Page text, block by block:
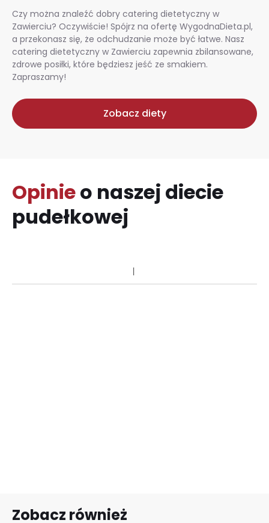
Czy można znaleźć dobry catering dietetyczny w
Zawierciu? Oczywiście! Spójrz na ofertę WygodnaDieta.pl,
a przekonasz się, że odchudzanie może być łatwe. Nasz
catering dietetyczny w Zawierciu zapewnia zbilansowane,
zdrowe posiłki, które będziesz jeść ze smakiem.
Zapraszamy!
Zobacz diety
Opinieo naszej diecie
pudełkowej
Zobacz również